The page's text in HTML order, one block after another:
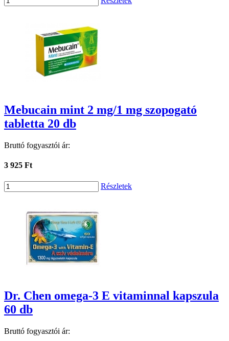
Mebucain mint 2 mg/1 mg szopogató
tabletta 20 db
Bruttó fogyasztói ár:
3 925 Ft
Részletek
Dr. Chen omega-3 E vitaminnal kapszula
60 db
Bruttó fogyasztói ár: